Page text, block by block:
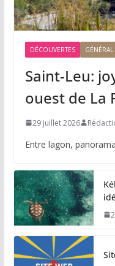
DÉCOUVERTES GÉNÉRAL
Saint-Leu:
ouest de La
29 juillet 2026
Entre lagon,